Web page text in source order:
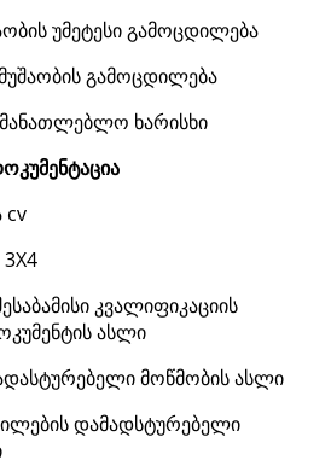
უმეტესი გამოცდილება
გამოცდილება
ხარისხი
კვალიფიკაციის
ასლი
მოწმობის ასლი
დამადსტურებელი